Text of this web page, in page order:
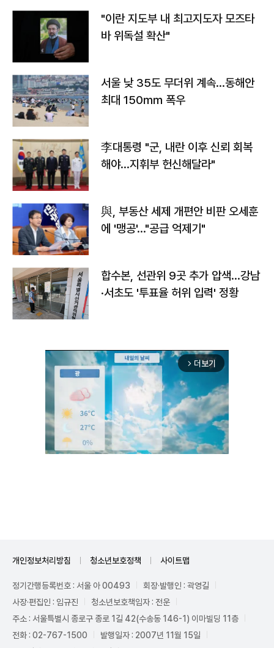
"이란 지도부 내 최고지도자 모즈타
바 위독설 확산"
서울 낮 35도 무더위 계속…동해안
최대 150㎜ 폭우
李대통령 "군, 내란 이후 신뢰 회복
해야…지휘부 헌신해달라"
與, 부동산 세제 개편안 비판 오세훈
에 '맹공'…"공급 억제기"
합수본, 선관위 9곳 추가 압색…강남
·서초도 '투표율 허위 입력' 정황
arrow_forward_ios 더보기
개인정보처리방침 청소년보호정책 사이트맵
정기간행등록번호 : 서울 아 00493
회장·발행인 : 곽영길
사장·편집인 : 임규진
청소년보호책임자 : 전운
주소 : 서울특별시 종로구 종로 1길 42(수송동 146-1) 이마빌딩 11층
전화 : 02-767-1500
발행일자 : 2007년 11월 15일